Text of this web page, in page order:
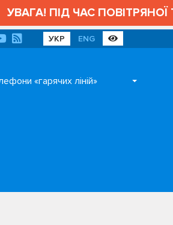
ПІД ЧАС ПОВІТРЯНОЇ
УКР ENG
«гарячих ліній»